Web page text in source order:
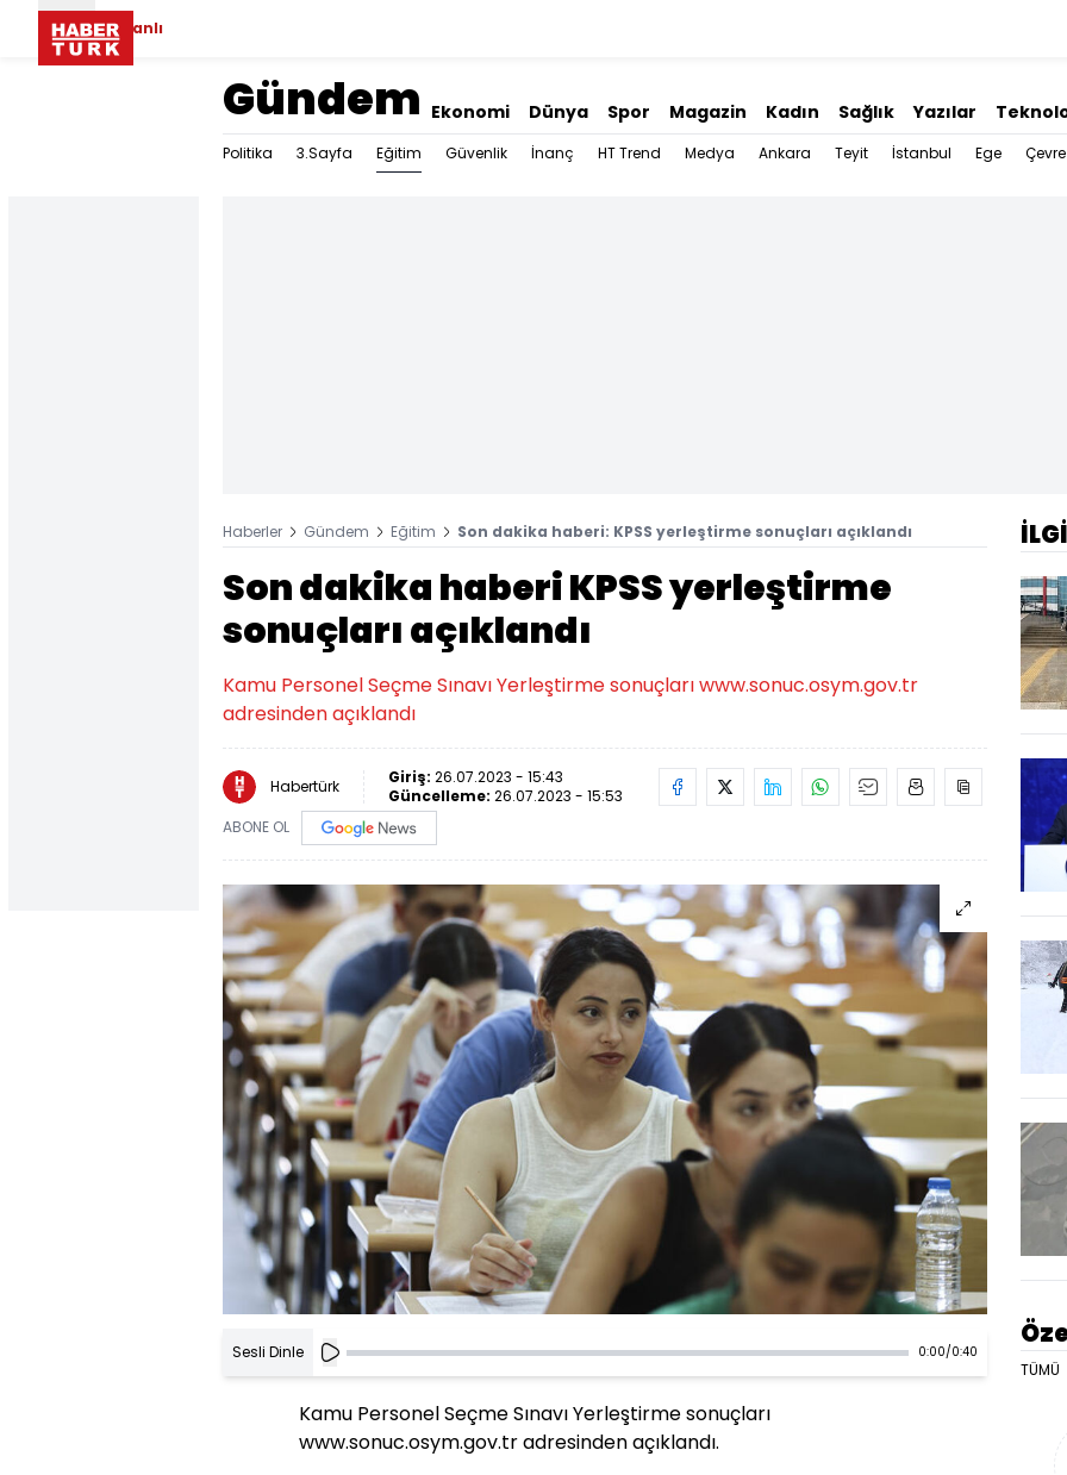
Canlı
Gündem Ekonomi Dünya Spor Magazin Kadın Sağlık Yazılar
Politika 3.Sayfa Eğitim Güvenlik İnanç HT Trend Medya Ankara Teyit İstanbul Ege Çevre
Haberler Gündem Eğitim Son dakika haberi: KPSS yerleştirme sonuçları açıklandı
Son dakika haberi KPSS yerleştirme
sonuçları açıklandı
Kamu Personel Seçme Sınavı Yerleştirme sonuçları www.sonuc.osym.gov.tr
adresinden açıklandı
Habertürk Giriş: 26.07.2023 - 15:43
Güncelleme: 26.07.2023 - 15:53
ABONE OL
Sesli Dinle 0:00/0:40
Kamu Personel Seçme Sınavı Yerleştirme sonuçları
www.sonuc.osym.gov.tr adresinden açıklandı.
TÜMÜ